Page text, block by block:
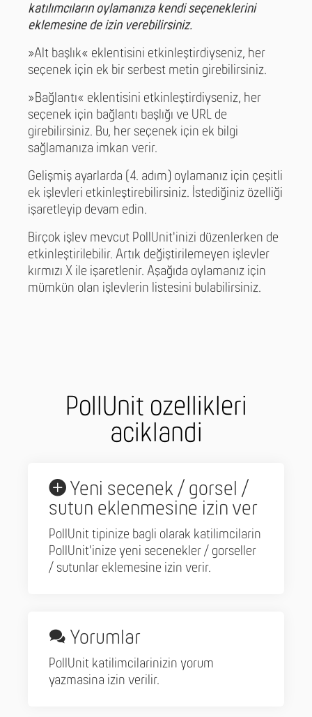
katılımcıların oylamanıza kendi seçeneklerini
eklemesine de izin verebilirsiniz.
»Alt başlık« eklentisini etkinleştirdiyseniz, her
seçenek için ek bir serbest metin girebilirsiniz.
»Bağlantı« eklentisini etkinleştirdiyseniz, her
seçenek için bağlantı başlığı ve URL de
girebilirsiniz. Bu, her seçenek için ek bilgi
sağlamanıza imkan verir.
Gelişmiş ayarlarda (4. adım) oylamanız için çeşitli
ek işlevleri etkinleştirebilirsiniz. İstediğiniz özelliği
işaretleyip devam edin.
Birçok işlev mevcut PollUnit'inizi düzenlerken de
etkinleştirilebilir. Artık değiştirilemeyen işlevler
kırmızı X ile işaretlenir. Aşağıda oylamanız için
mümkün olan işlevlerin listesini bulabilirsiniz.
PollUnit ozellikleri
aciklandi
Yeni secenek / gorsel /
sutun eklenmesine izin ver
PollUnit tipinize bagli olarak katilimcilarin
PollUnit'inize yeni secenekler / gorseller
/ sutunlar eklemesine izin verir.
Yorumlar
PollUnit katilimcilarinizin yorum
yazmasina izin verilir.